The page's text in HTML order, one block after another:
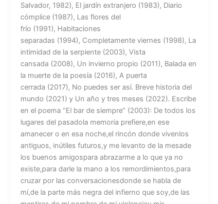
Salvador, 1982), El jardín extranjero (1983), Diario
cómplice (1987), Las flores del
frío (1991), Habitaciones
separadas (1994), Completamente viernes (1998), La
intimidad de la serpiente (2003), Vista
cansada (2008), Un invierno propio (2011), Balada en
la muerte de la poesía (2016), A puerta
cerrada (2017), No puedes ser así. Breve historia del
mundo (2021) y Un año y tres meses (2022). Escribe
en el poema “El bar de siempre” (2003): De todos los
lugares del pasadola memoria prefiere,en ese
amanecer o en esa noche,el rincón donde vivenlos
antiguos, inútiles futuros,y me levanto de la mesade
los buenos amigospara abrazarme a lo que ya no
existe,para darle la mano a los remordimientos,para
cruzar por las conversacionesdonde se habla de
mí,de la parte más negra del infierno que soy,de las